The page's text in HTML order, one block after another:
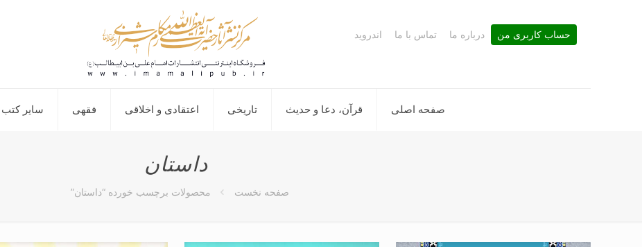
صفحه اصلی قرآن، دعا و حدیث تاریخی اعتقادی و اخلاقی فقهی سایر کتب
حساب کاربری من درباره ما تماس با ما اندروید
داستان
صفحه نخست محصولات برچسب خورده “داستان”